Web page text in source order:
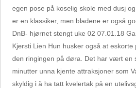
egen pose på koselig skole med dusj
er en klassiker, men bladene er også
DnB- hjørnet stengt uke 02 07.01.18
Kjersti Lien Hun husker også at
den ringingen på døra. Det har vært en
minutter unna kjente attraksjoner som
skyldig i å ha tatt kvelertak på en